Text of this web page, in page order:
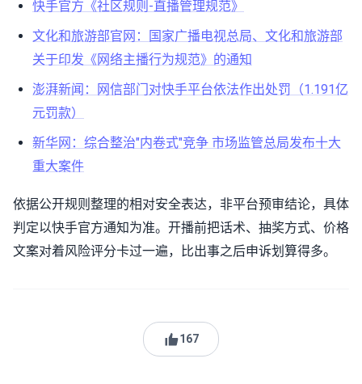
快手官方《社区规则-直播管理规范》
文化和旅游部官网：国家广播电视总局、文化和旅游部
关于印发《网络主播行为规范》的通知
澎湃新闻：网信部门对快手平台依法作出处罚（1.191亿
元罚款）
新华网：综合整治"内卷式"竞争 市场监管总局发布十大
重大案件
依据公开规则整理的相对安全表达，非平台预审结论，具体
判定以快手官方通知为准。开播前把话术、抽奖方式、价格
文案对着风险评分卡过一遍，比出事之后申诉划算得多。
167